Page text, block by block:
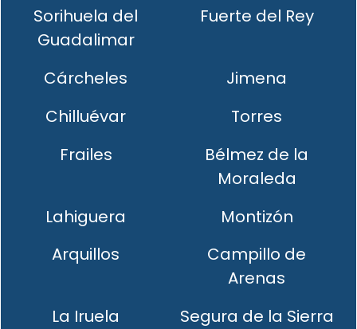
Sorihuela del
Guadalimar
Fuerte del Rey
Cárcheles
Jimena
Chilluévar
Torres
Frailes
Bélmez de la
Moraleda
Lahiguera
Montizón
Arquillos
Campillo de
Arenas
La Iruela
Segura de la Sierra